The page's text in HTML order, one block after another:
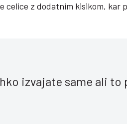
z dodatnim kisikom, kar
izvajate same ali